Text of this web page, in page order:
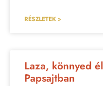
RÉSZLETEK »
Laza, könnyed
Papsajtban